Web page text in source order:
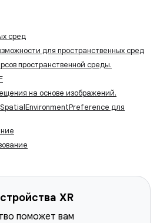
сред
для пространственных сред
пространственной среды.
на основе изображений.
для
XR
поможет вам